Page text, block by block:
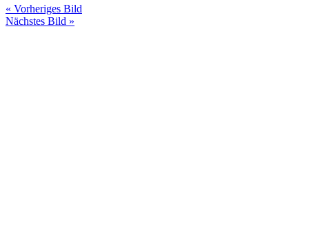
« Vorheriges Bild
Nächstes Bild »